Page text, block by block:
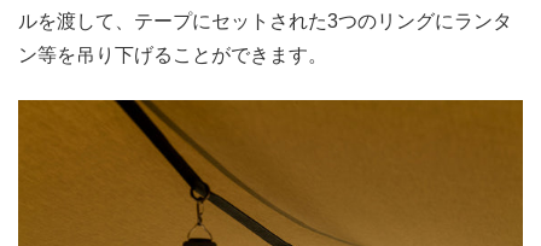
ルを渡して、テープにセットされた3つのリングにランタ
ン等を吊り下げることができます。